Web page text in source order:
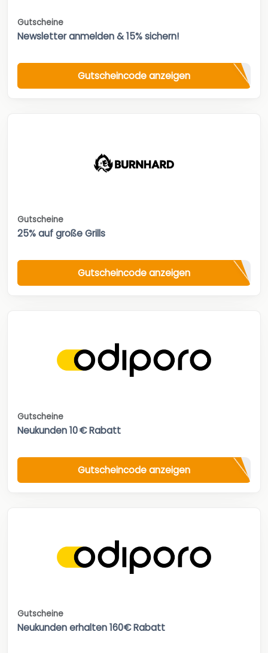
Gutscheine
Newsletter anmelden & 15% sichern!
Gutscheincode anzeigen
Gutscheine
25% auf große Grills
Gutscheincode anzeigen
Gutscheine
Neukunden 10 € Rabatt
Gutscheincode anzeigen
Gutscheine
Neukunden erhalten 160€ Rabatt